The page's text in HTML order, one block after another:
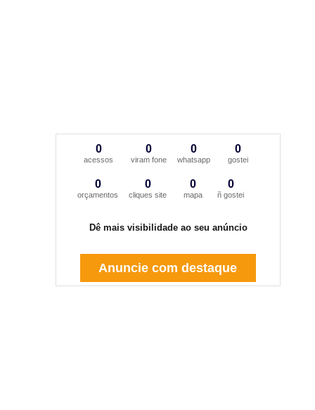
0
acessos
0
viram fone
0
whatsapp
0
gostei
0
orçamentos
0
cliques site
0
mapa
0
ñ gostei
Dê mais visibilidade ao seu anúncio
Anuncie com destaque